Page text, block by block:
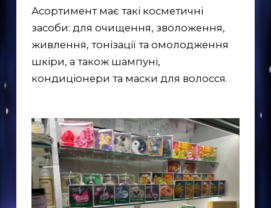
Асортимент має такі косметичні
засоби: для очищення, зволоження,
живлення, тонізації та омолодження
шкіри, а також шампуні,
кондиціонери та маски для волосся.
EN